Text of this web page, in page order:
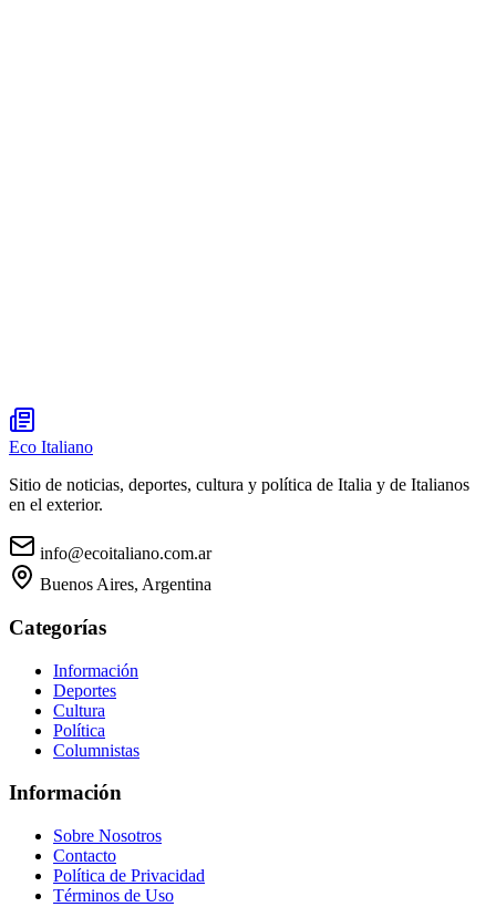
Eco Italiano
Sitio de noticias, deportes, cultura y política de Italia y de Italianos
en el exterior.
info@ecoitaliano.com.ar
Buenos Aires, Argentina
Categorías
Información
Deportes
Cultura
Política
Columnistas
Información
Sobre Nosotros
Contacto
Política de Privacidad
Términos de Uso